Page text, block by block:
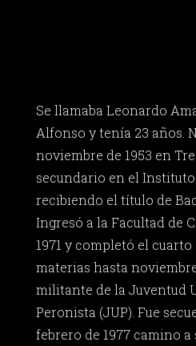
Se llamaba Leonardo
Alfonso y tenía 23 años.
noviembre de 1953 en
secundario en el
recibiendo el título de
Ingresó a la Facultad de
1971 y completó el
materias hasta
militante de la Juventud
Peronista (JUP). Fue
febrero de 1977 camino